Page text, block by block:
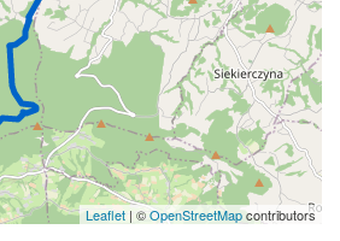
Leaflet | ©OpenStreetMapcontributors